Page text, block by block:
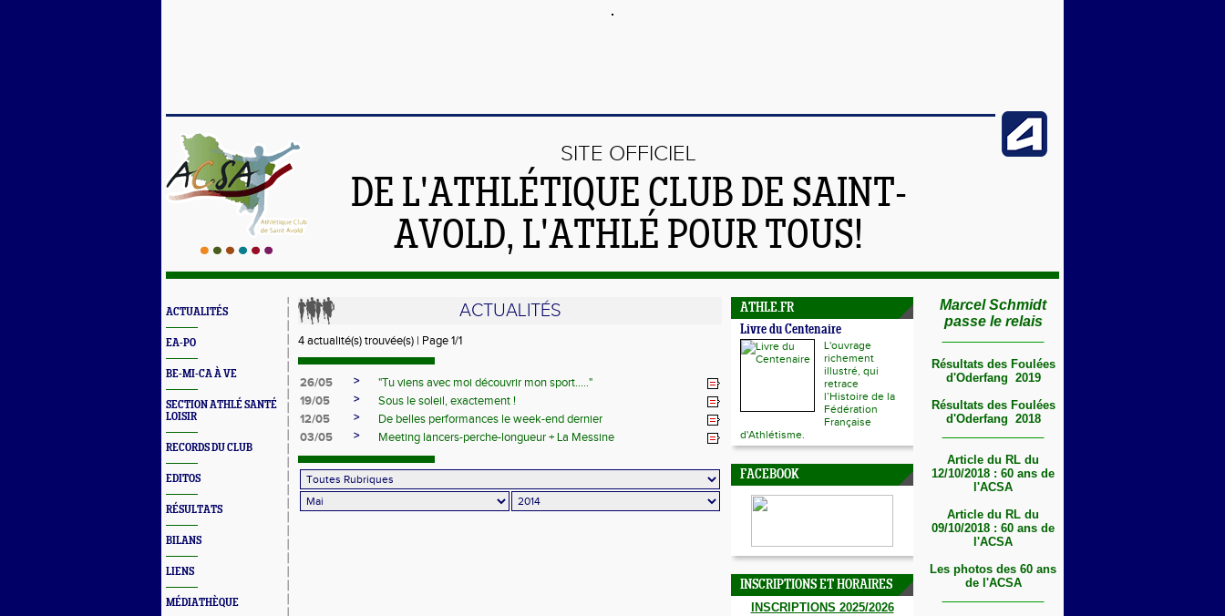
SITE OFFICIEL
DE L'ATHLÉTIQUE CLUB DE SAINT-
AVOLD, L'ATHLÉ POUR TOUS!
ACTUALITÉS
EA-PO
BE-MI-CA À VE
SECTION ATHLÉ SANTÉ
LOISIR
RECORDS DU CLUB
EDITOS
RÉSULTATS
BILANS
LIENS
MÉDIATHÈQUE
ACTUALITÉS
4 actualité(s) trouvée(s) | Page 1/1
26/05 >
"Tu viens avec moi découvrir mon sport....."
19/05
>
Sous le soleil, exactement !
12/05
>
De belles performances le week-end dernier
03/05
> Meeting lancers-perche-longueur + La Messine
ATHLE.FR
Livre du Centenaire
L'ouvrage
richement
illustré, qui
retrace
l’Histoire de la
Fédération
Française
d'Athlétisme.
FACEBOOK
INSCRIPTIONS ET HORAIRES
INSCRIPTIONS 2025/2026
Marcel Schmidt
passe le relais
Résultats des Foulées
d'Oderfang 2019
Résultats des Foulées
d'Oderfang 2018
Article du RL du
12/10/2018 : 60 ans de
l'ACSA
Article du RL du
09/10/2018 : 60 ans de
l'ACSA
Les photos des 60 ans
de l'ACSA